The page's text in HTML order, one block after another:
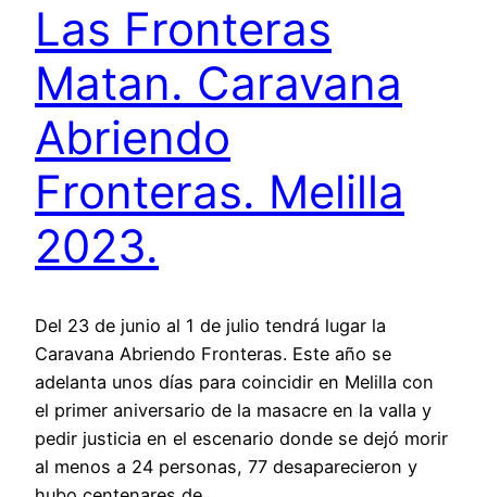
Las Fronteras
Matan. Caravana
Abriendo
Fronteras. Melilla
2023.
Del 23 de junio al 1 de julio tendrá lugar la
Caravana Abriendo Fronteras. Este año se
adelanta unos días para coincidir en Melilla con
el primer aniversario de la masacre en la valla y
pedir justicia en el escenario donde se dejó morir
al menos a 24 personas, 77 desaparecieron y